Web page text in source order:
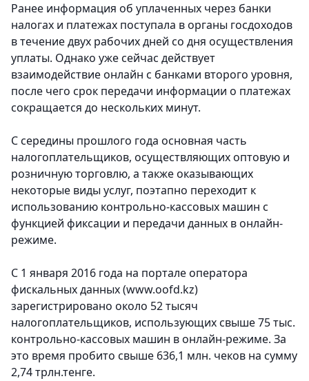
Ранее информация об уплаченных через банки
налогах и платежах поступала в органы госдоходов
в течение двух рабочих дней со дня осуществления
уплаты. Однако уже сейчас действует
взаимодействие онлайн с банками второго уровня,
после чего срок передачи информации о платежах
сокращается до нескольких минут.
С середины прошлого года основная часть
налогоплательщиков, осуществляющих оптовую и
розничную торговлю, а также оказывающих
некоторые виды услуг, поэтапно переходит к
использованию контрольно-кассовых машин с
функцией фиксации и передачи данных в онлайн-
режиме.
С 1 января 2016 года на портале оператора
фискальных данных (www.oofd.kz)
зарегистрировано около 52 тысяч
налогоплательщиков, использующих свыше 75 тыс.
контрольно-кассовых машин в онлайн-режиме. За
это время пробито свыше 636,1 млн. чеков на сумму
2,74 трлн.тенге.